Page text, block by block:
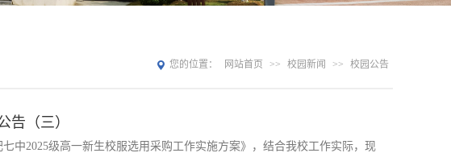
您的位置： 网站首页 >> 校园新闻 >> 校园公告
告（三）
中2025级高一新生校服选用采购工作实施方案》，结合我校工作实际，现